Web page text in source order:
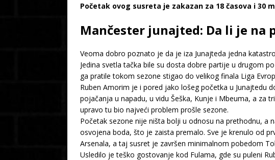
Početak ovog susreta je zakazan za 18 časova i 30
Mančester junajted: Da li je na
Veoma dobro poznato je da je iza Junajteda jedna
Jedina svetla tačka bile su dosta dobre partije u drugom
ga pratile tokom sezone stigao do velikog finala Liga
Ruben Amorim je i pored jako lošeg početka u Junajtedu
pojačanja u napadu, u vidu Šeška, Kunje i Mbeuma, a
upravo tu bio najveći problem prošle sezone.
Početak sezone nije ništa bolji u odnosu na prethodnu, a
osvojena boda, što je zaista premalo. Sve je krenulo od
Arsenala, a taj susret je završen minimalnom pobedom
Usledilo je teško gostovanje kod Fulama, gde su puleni